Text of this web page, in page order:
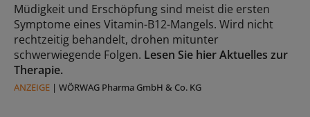
Müdigkeit und Erschöpfung sind meist die ersten
Symptome eines Vitamin-B12-Mangels. Wird nicht
rechtzeitig behandelt, drohen mitunter
schwerwiegende Folgen. Lesen Sie hier Aktuelles zur
Therapie.
ANZEIGE | WÖRWAG Pharma GmbH & Co. KG